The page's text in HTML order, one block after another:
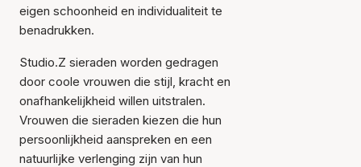
eigen schoonheid en individualiteit te
benadrukken.
Studio.Z sieraden worden gedragen
door coole vrouwen die stijl, kracht en
onafhankelijkheid willen uitstralen.
Vrouwen die sieraden kiezen die hun
persoonlijkheid aanspreken en een
natuurlijke verlenging zijn van hun